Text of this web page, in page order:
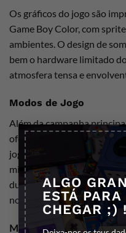
ALGO
ESTÁ PARA
CHEGAR ;) !
Os gráficos do jogo são
Game Boy Color, com
ambientes. O design de
bem o hardware limitado
atmosfera tensa e
Modos de Jogo
Além da campanha
oferece modos extras, como
jogadores podem praticar
missões de treinamento
duelo, permitindo que os
novamente os chefes do
Metal Gear Solid: Ghost